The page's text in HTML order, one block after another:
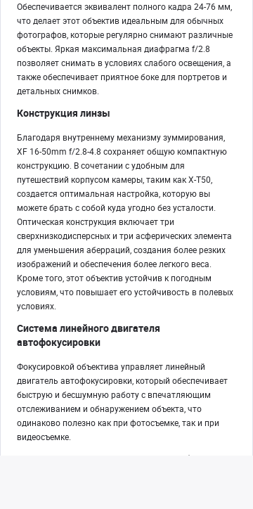
Обеспечивается эквивалент полного кадра 24-76 мм,
что делает этот объектив идеальным для обычных
фотографов, которые регулярно снимают различные
объекты. Яркая максимальная диафрагма f/2.8
позволяет снимать в условиях слабого освещения, а
также обеспечивает приятное боке для портретов и
детальных снимков.
Конструкция линзы
Благодаря внутреннему механизму зуммирования,
XF 16-50mm f/2.8-4.8 сохраняет общую компактную
конструкцию. В сочетании с удобным для
путешествий корпусом камеры, таким как X-T50,
создается оптимальная настройка, которую вы
можете брать с собой куда угодно без усталости.
Оптическая конструкция включает три
сверхнизкодисперсных и три асферических элемента
для уменьшения аберраций, создания более резких
изображений и обеспечения более легкого веса.
Кроме того, этот объектив устойчив к погодным
условиям, что повышает его устойчивость в полевых
условиях.
Система линейного двигателя
автофокусировки
Фокусировкой объектива управляет линейный
двигатель автофокусировки, который обеспечивает
быструю и бесшумную работу с впечатляющим
отслеживанием и обнаружением объекта, что
одинаково полезно как при фотосъемке, так и при
видеосъемке.
Дополнительные характеристики объектива